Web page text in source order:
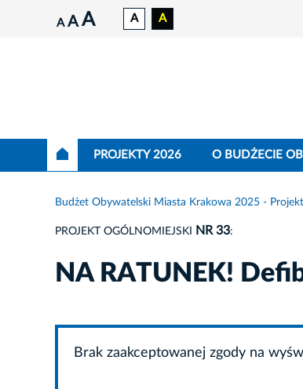
A A A A A
PROJEKTY 2026 O BUDŻECIE
Budżet Obywatelski Miasta Krakowa 2025 -
PROJEKT OGÓLNOMIEJSKI NR 33:
NA RATUNEK!
Brak zaakceptowanej zgody na